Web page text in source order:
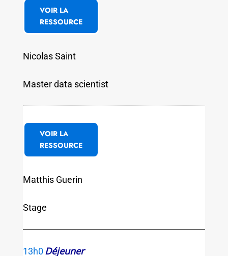
VOIR LA
RESSOURCE
Nicolas Saint
Master data scientist
VOIR LA
RESSOURCE
Matthis Guerin
Stage
13h0 Déjeuner